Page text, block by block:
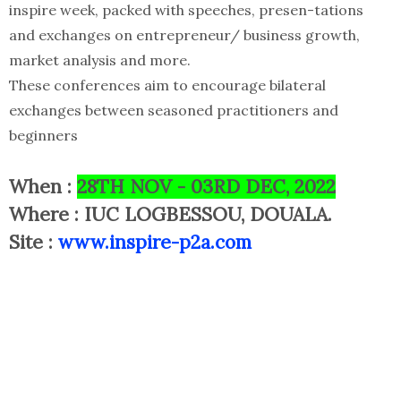
inspire week, packed with speeches, presen-tations
and exchanges on entrepreneur/ business growth,
market analysis and more.
These conferences aim to encourage bilateral
exchanges between seasoned practitioners and
beginners
When : 28TH NOV - 03RD DEC, 2022
Where : IUC LOGBESSOU, DOUALA.
Site : www.inspire-p2a.com